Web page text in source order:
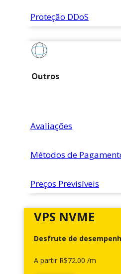
Proteção DDoS
Outros
Avaliações
Métodos de
Preços Previsíveis
VPS NVME
Desfrute de
A partir R$72.00 /m